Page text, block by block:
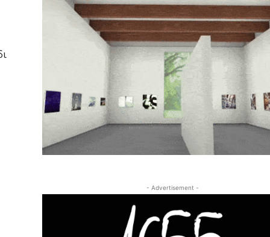
- Advertisement -